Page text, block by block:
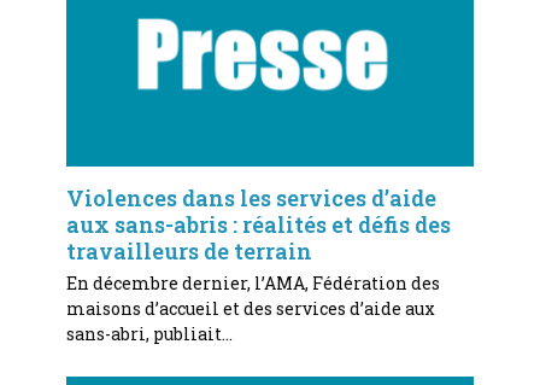
Violences dans les services d’aide
aux sans-abris : réalités et défis des
travailleurs de terrain
En décembre dernier, l’AMA, Fédération des
maisons d’accueil et des services d’aide aux
sans-abri, publiait…